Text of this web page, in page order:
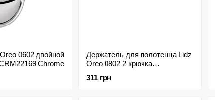
0602 двойной
Chrome
Держатель для полотенца Lidz
Oreo 0802 2 крючка
311 грн